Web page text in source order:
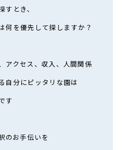
すとき、
何を優先して探しますか？
アクセス、収入、人間関係――
自分にピッタリな園は
す
のお手伝いを